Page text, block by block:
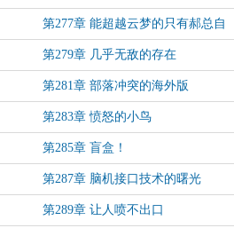
第277章 能超越云梦的只有郝总自
己
第279章 几乎无敌的存在
第281章 部落冲突的海外版
第283章 愤怒的小鸟
第285章 盲盒！
第287章 脑机接口技术的曙光
第289章 让人喷不出口